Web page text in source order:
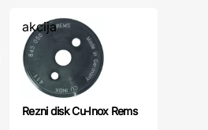
akcija
Rezni disk Cu-Inox Rems